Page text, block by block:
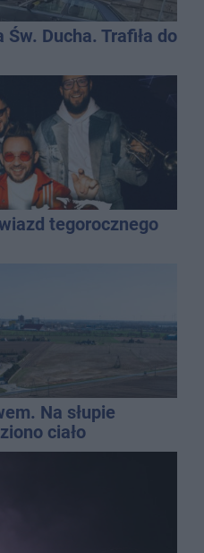
Ducha. Trafiła do
tegorocznego
Na słupie
ciało